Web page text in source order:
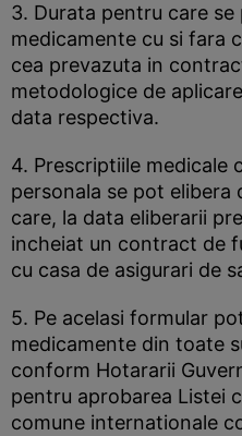
3. Durata pentru care
medicamente cu si fara
cea prevazuta in
metodologice de
data respectiva.
4. Prescriptiile medicale
personala se pot
care, la data eliberarii
incheiat un contract de
cu casa de asigurari de
5. Pe acelasi formular
medicamente din toate
conform Hotararii
pentru aprobarea Listei
comune internationale